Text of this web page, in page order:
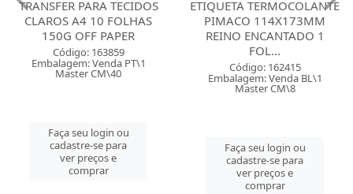
TRANSFER PARA TECIDOS
CLAROS A4 10 FOLHAS
150G OFF PAPER
Código: 163859
Embalagem: Venda PT\1
Master CM\40
Faça seu login ou
cadastre-se para
ver preços e
comprar
ETIQUETA TERMOCOLANTE
PIMACO 114X173MM
REINO ENCANTADO 1
FOL...
Código: 162415
Embalagem: Venda BL\1
Master CM\8
Faça seu login ou
cadastre-se para
ver preços e
comprar